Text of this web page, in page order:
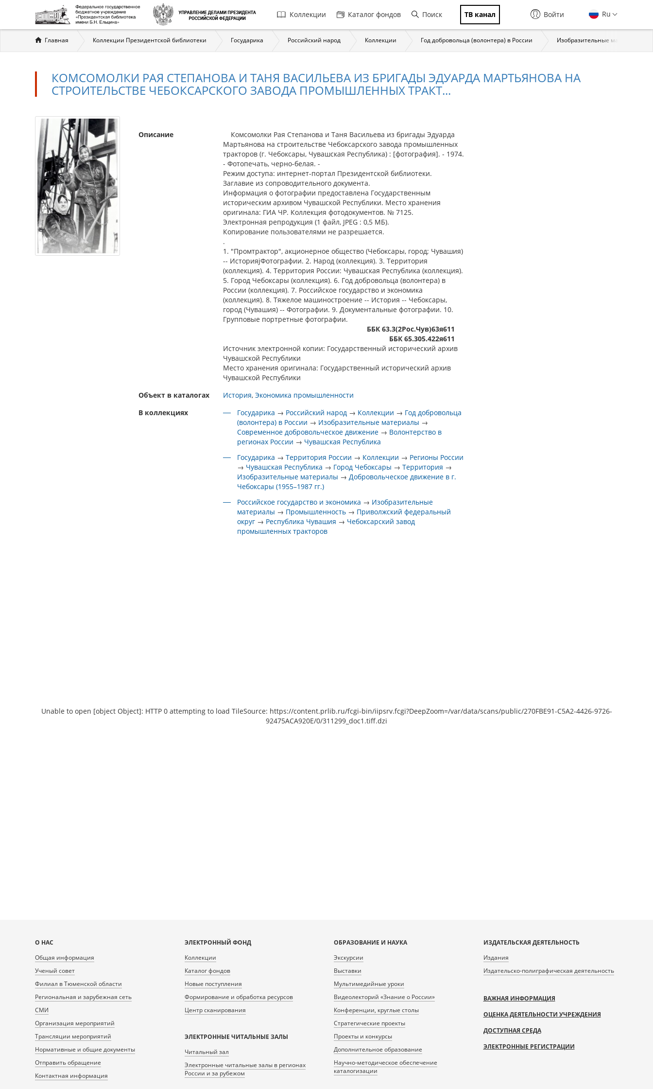
Главная
навигация
Коллекции Каталог фондов Поиск ТВ канал Ru
Войти
Вы
здесь
Главная Коллекции Президентской библиотеки Государика Российский народ Коллекции Год добровольца (волонтера) в России Изобразительные материалы
КОМСОМОЛКИ РАЯ СТЕПАНОВА И ТАНЯ ВАСИЛЬЕВА ИЗ БРИГАДЫ ЭДУАРДА МАРТЬЯНОВА НА
СТРОИТЕЛЬСТВЕ ЧЕБОКСАРСКОГО ЗАВОДА ПРОМЫШЛЕННЫХ ТРАКТ...
Описание
Комсомолки Рая Степанова и Таня Васильева из бригады Эдуарда
Мартьянова на строительстве Чебоксарского завода промышленных
тракторов (г. Чебоксары, Чувашская Республика) : [фотография]. - 1974.
- Фотопечать, черно-белая. -
Режим доступа: интернет-портал Президентской библиотеки.
Заглавие из сопроводительного документа.
Информация о фотографии предоставлена Государственным
историческим архивом Чувашской Республики. Место хранения
оригинала: ГИА ЧР. Коллекция фотодокументов. № 7125.
Электронная репродукция (1 файл, JPEG : 0,5 МБ).
Копирование пользователями не разрешается.
.
1. "Промтрактор", акционерное общество (Чебоксары, город; Чувашия)
-- ИсторияjФотографии. 2. Народ (коллекция). 3. Территория
(коллекция). 4. Территория России: Чувашская Республика (коллекция).
5. Город Чебоксары (коллекция). 6. Год добровольца (волонтера) в
России (коллекция). 7. Российское государство и экономика
(коллекция). 8. Тяжелое машиностроение -- История -- Чебоксары,
город (Чувашия) -- Фотографии. 9. Документальные фотографии. 10.
Групповые портретные фотографии.
ББК 63.3(2Рос.Чув)63я611
ББК 65.305.422я611
Источник электронной копии: Государственный исторический архив
Чувашской Республики
Место хранения оригинала: Государственный исторический архив
Чувашской Республики
Объект в каталогах
История Экономика промышленности
В коллекциях
Государика → Российский народ → Коллекции → Год добровольца
(волонтера) в России → Изобразительные материалы →
Современное добровольческое движение → Волонтерство в
регионах России → Чувашская Республика
Государика →Территория России → Коллекции → Регионы России
→ Чувашская Республика → Город Чебоксары →Территория →
Изобразительные материалы →Добровольческое движение в г.
Чебоксары (1955–1987 гг.)
Российское государство и экономика → Изобразительные
материалы → Промышленность → Приволжский федеральный
округ → Республика Чувашия → Чебоксарский завод
промышленных тракторов
Unable to open [object Object]: HTTP 0 attempting to load TileSource: https://content.prlib.ru/fcgi-bin/iipsrv.fcgi?DeepZoom=/var/data/scans/public/270FBE91-C5A2-4426-9726-
92475ACA920E/0/311299_doc1.tiff.dzi
Карта
сайта
О НАС
Общая информация
Ученый совет
Филиал в Тюменской области
Региональная и зарубежная сеть
СМИ
Организация мероприятий
Трансляции мероприятий
Нормативные и общие документы
Отправить обращение
Контактная информация
ЭЛЕКТРОННЫЙ ФОНД
Коллекции
Каталог фондов
Новые поступления
Формирование и обработка ресурсов
Центр сканирования
ЭЛЕКТРОННЫЕ ЧИТАЛЬНЫЕ ЗАЛЫ
Читальный зал
Электронные читальные залы в регионах
России и за рубежом
ОБРАЗОВАНИЕ И НАУКА
Экскурсии
Выставки
Мультимедийные уроки
Видеолекторий «Знание о России»
Конференции, круглые столы
Стратегические проекты
Проекты и конкурсы
Дополнительное образование
Научно-методическое обеспечение
каталогизации
ИЗДАТЕЛЬСКАЯ ДЕЯТЕЛЬНОСТЬ
Издания
Издательско-полиграфическая деятельность
ВАЖНАЯ ИНФОРМАЦИЯ
ОЦЕНКА ДЕЯТЕЛЬНОСТИ УЧРЕЖДЕНИЯ
ДОСТУПНАЯ СРЕДА
ЭЛЕКТРОННЫЕ РЕГИСТРАЦИИ